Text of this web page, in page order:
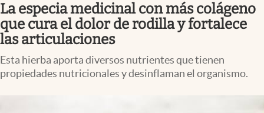
Columnistas
Otras secciones
Infotechnology
La especia medicinal con más colágeno
que cura el dolor de rodilla y fortalece
las articulaciones
Esta hierba aporta diversos nutrientes que tienen
propiedades nutricionales y desinflaman el organismo.